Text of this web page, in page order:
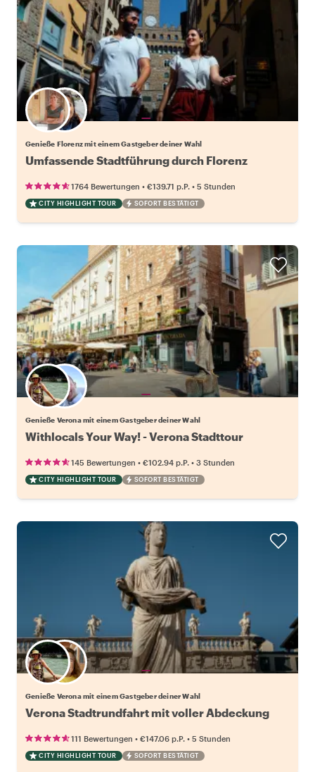
Wähle deinen Lieblingsgastgeber
Genieße Florenz mit einem Gastgeber deiner Wahl
Umfassende Stadtführung durch Florenz
1764 Bewertungen • €139.71 p.P. • 5 Stunden
CITY HIGHLIGHT TOUR SOFORT BESTÄTIGT
Wähle deinen Lieblingsgastgeber
Genieße Verona mit einem Gastgeber deiner Wahl
Withlocals Your Way! - Verona Stadttour
145 Bewertungen • €102.94 p.P. • 3 Stunden
CITY HIGHLIGHT TOUR SOFORT BESTÄTIGT
Wähle deinen Lieblingsgastgeber
Genieße Verona mit einem Gastgeber deiner Wahl
Verona Stadtrundfahrt mit voller Abdeckung
111 Bewertungen • €147.06 p.P. • 5 Stunden
CITY HIGHLIGHT TOUR SOFORT BESTÄTIGT